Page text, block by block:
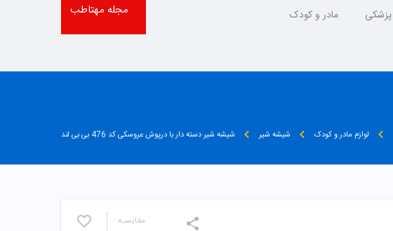
پزشکی مادر و کودک مجله مهتاطب
لوازم مادر و کودک شیشه شیر شیشه شیر دسته دار با درپوش عروسکی کد 476 بی بی لند
مقایسـه